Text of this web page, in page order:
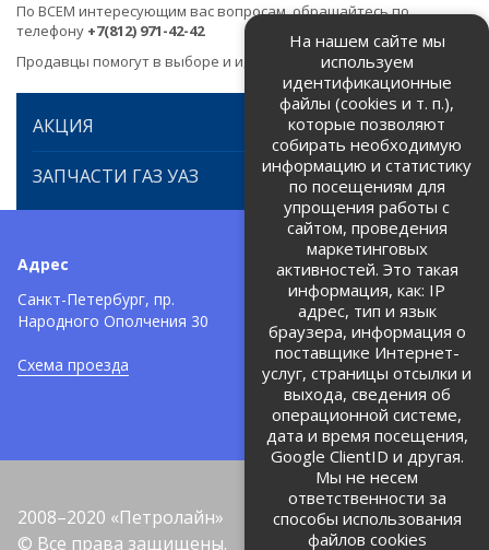
По ВСЕМ интересующим вас вопросам, обращайтесь по
телефону +7(812) 971-42-42
Продавцы помогут в выборе и идентификации товара.
АКЦИЯ
ЗАПЧАСТИ ГАЗ УАЗ
Адрес
Санкт-Петербург, пр.
Народного Ополчения 30
Схема проезда
Телефоны:
+7 (812) 971-42-42
Политика об обработке и
защите персональных данных
Соглашение на обработку
персональных данных
2008–2020 «Петролайн»
© Все права защищены.
На нашем сайте мы
используем
идентификационные
файлы (cookies и т. п.),
которые позволяют
собирать необходимую
информацию и статистику
по посещениям для
упрощения работы с
сайтом, проведения
маркетинговых
активностей. Это такая
информация, как: IP
адрес, тип и язык
браузера, информация о
поставщике Интернет-
услуг, страницы отсылки и
выхода, сведения об
операционной системе,
дата и время посещения,
Google ClientID и другая.
Мы не несем
ответственности за
способы использования
файлов cookies